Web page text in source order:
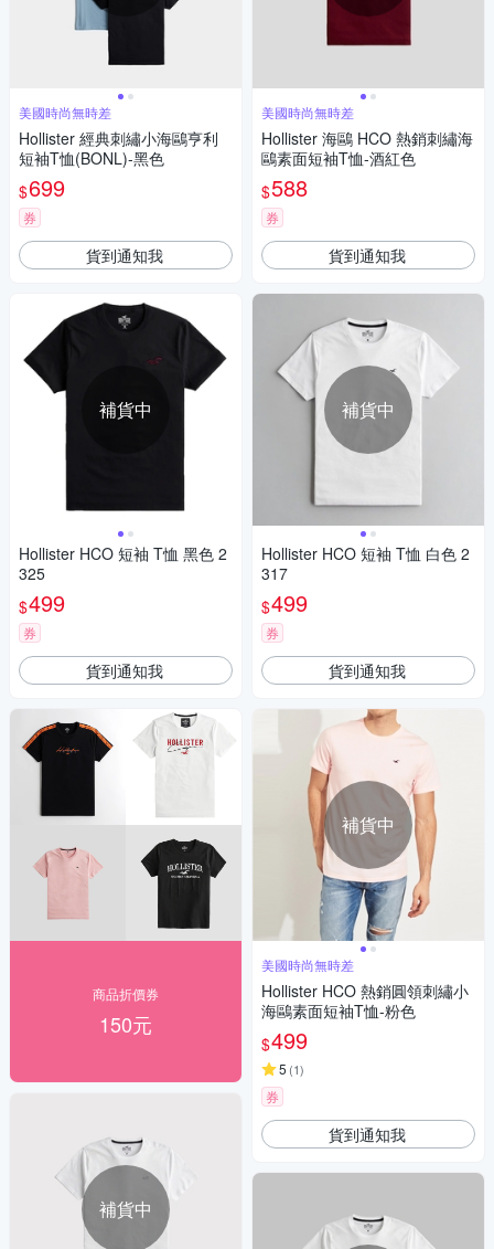
美國時尚無時差
Hollister 經典刺繡小海鷗亨利
短袖T恤(BONL)-黑色
$699
券
貨到通知我
補貨中
Hollister HCO 短袖 T恤 黑色 2
325
$499
券
貨到通知我
商品折價券
150元
補貨中
美國時尚無時差
Hollister 海鷗 HCO 熱銷刺繡海
鷗素面短袖T恤-酒紅色
$588
券
貨到通知我
補貨中
Hollister HCO 短袖 T恤 白色 2
317
$499
券
貨到通知我
補貨中
美國時尚無時差
Hollister HCO 熱銷圓領刺繡小
海鷗素面短袖T恤-粉色
$499
5 (1)
券
貨到通知我